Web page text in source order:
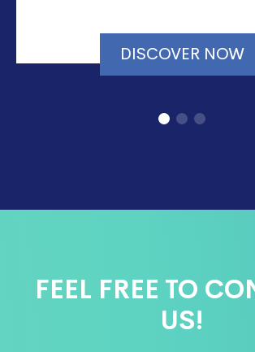
DISCOVER NOW
FEEL FREE TO
US!